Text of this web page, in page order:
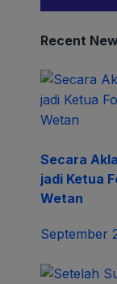
Recent
Secara
jadi Ketua
Wetan
September